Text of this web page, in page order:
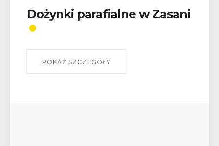
Wykład „Jak zdobyć
odznaki na myślenickich
W środę 12 sierpnia o godz. 17 w Miejskiej